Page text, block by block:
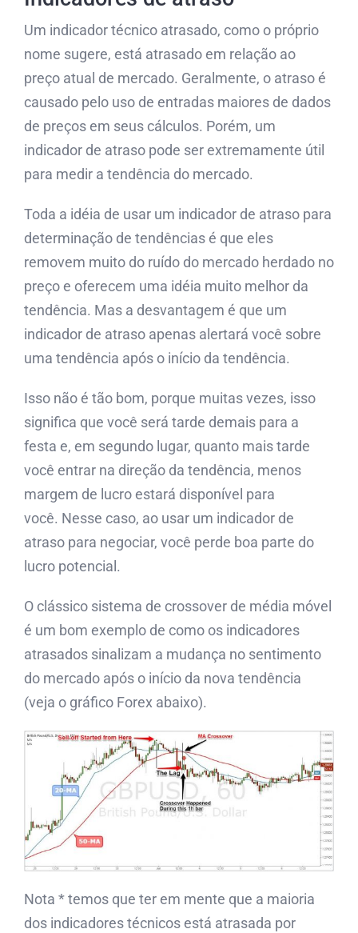
Um indicador técnico atrasado, como o próprio
nome sugere, está atrasado em relação ao
preço atual de mercado. Geralmente, o atraso é
causado pelo uso de entradas maiores de dados
de preços em seus cálculos. Porém, um
indicador de atraso pode ser extremamente útil
para medir a tendência do mercado.
Toda a idéia de usar um indicador de atraso para
determinação de tendências é que eles
removem muito do ruído do mercado herdado no
preço e oferecem uma idéia muito melhor da
tendência. Mas a desvantagem é que um
indicador de atraso apenas alertará você sobre
uma tendência após o início da tendência.
Isso não é tão bom, porque muitas vezes, isso
significa que você será tarde demais para a
festa e, em segundo lugar, quanto mais tarde
você entrar na direção da tendência, menos
margem de lucro estará disponível para
você. Nesse caso, ao usar um indicador de
atraso para negociar, você perde boa parte do
lucro potencial.
O clássico sistema de crossover de média móvel
é um bom exemplo de como os indicadores
atrasados ​​sinalizam a mudança no sentimento
do mercado após o início da nova tendência
(veja o gráfico Forex abaixo).
Nota * temos que ter em mente que a maioria
dos indicadores técnicos está atrasada por